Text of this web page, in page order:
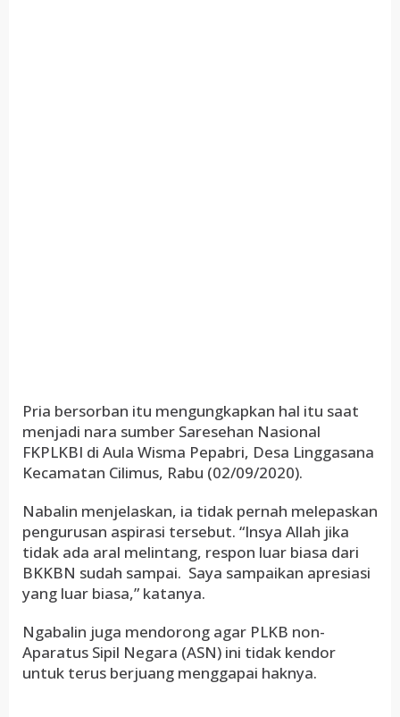
Pria bersorban itu mengungkapkan hal itu saat
menjadi nara sumber Saresehan Nasional
FKPLKBI di Aula Wisma Pepabri, Desa Linggasana
Kecamatan Cilimus, Rabu (02/09/2020).
Nabalin menjelaskan, ia tidak pernah melepaskan
pengurusan aspirasi tersebut. “Insya Allah jika
tidak ada aral melintang, respon luar biasa dari
BKKBN sudah sampai. Saya sampaikan apresiasi
yang luar biasa,” katanya.
Ngabalin juga mendorong agar PLKB non-
Aparatus Sipil Negara (ASN) ini tidak kendor
untuk terus berjuang menggapai haknya.